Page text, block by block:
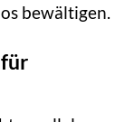
bewältigen.